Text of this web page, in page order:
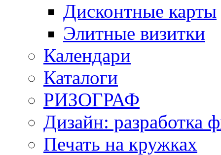
Дисконтные карты
Элитные визитки
Календари
Каталоги
РИЗОГРАФ
Дизайн: разработка
Печать на кружках